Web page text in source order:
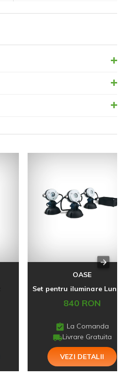
OASE
840 RON
La Comanda
Livrare Gratuita
VEZI DETALII